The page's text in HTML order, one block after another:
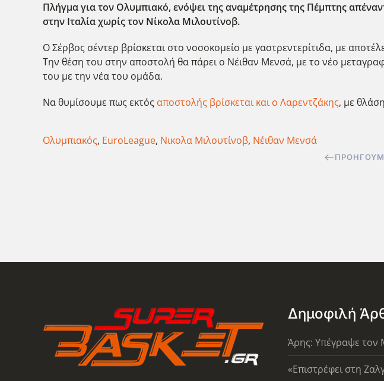
Πλήγμα για τον Ολυμπιακό, ενόψει της αναμέτρησης της Πέμπτης
στην Ιταλία χωρίς τον Νίκολα Μιλουτίνοβ.
Ο Σέρβος σέντερ βρίσκεται στο νοσοκομείο με γαστρεντερίτιδα, με
Την θέση του στην αποστολή θα πάρει ο Νέιθαν Μενσά, με το νέο
του με την νέα του ομάδα.
Να θυμίσουμε πως εκτός αποστολής βρίσκεται και ο Λαρεντζάκης, με
Ολυμπιακός, EuroLeague, Νικολα Μιλουτίνοβ, Νέιθαν Μενσά
Δημοφιλή
Άρης: Υπέγραψε τον
«Επιστρέφει στη